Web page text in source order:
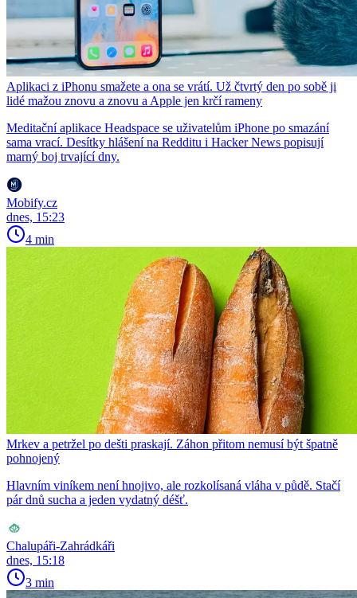
Aplikaci z iPhonu smažete a ona se vrátí. Už čtvrtý den po sobě ji
lidé mažou znovu a znovu a Apple jen krčí rameny
Meditační aplikace Headspace se uživatelům iPhone po smazání
sama vrací. Desítky hlášení na Redditu i Hacker News popisují
marný boj trvající dny.
Mobify.cz
dnes, 15:23
4 min
Mrkev a petržel po dešti praskají. Záhon přitom nemusí být špatně
pohnojený
Hlavním viníkem není hnojivo, ale rozkolísaná vláha v půdě. Stačí
pár dnů sucha a jeden vydatný déšť.
Chalupáři-Zahrádkáři
dnes, 15:18
3 min